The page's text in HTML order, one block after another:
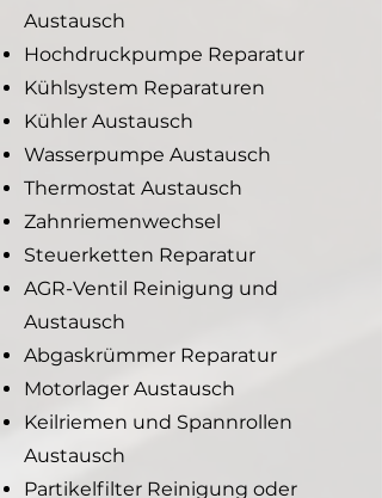
Austausch
Hochdruckpumpe Reparatur
Kühlsystem Reparaturen
Kühler Austausch
Wasserpumpe Austausch
Thermostat Austausch
Zahnriemenwechsel
Steuerketten Reparatur
AGR-Ventil Reinigung und
Austausch
Abgaskrümmer Reparatur
Motorlager Austausch
Keilriemen und Spannrollen
Austausch
Partikelfilter Reinigung oder